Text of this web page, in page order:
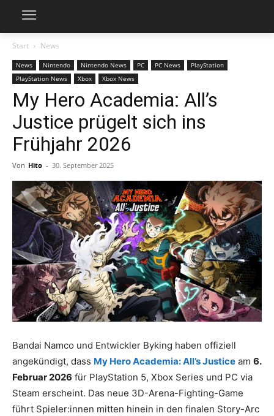
Start News
News Nintendo Nintendo News PC PC News
PlayStation
PlayStation News
Xbox Xbox News
My Hero Academia: All’s
Justice prügelt sich ins
Frühjahr 2026
Von Hito - 30. September 2025
Bandai Namco und Entwickler Byking haben offiziell
angekündigt, dass My Hero Academia: All’s Justice am 6.
Februar 2026 für PlayStation 5, Xbox Series und PC via
Steam erscheint. Das neue 3D-Arena-Fighting-Game
führt Spieler:innen mitten hinein in den finalen Story-Arc